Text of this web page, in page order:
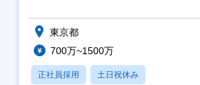
東京都
700万~1500万
正社員採用 土日祝休み